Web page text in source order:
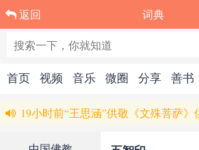
返回 词典
首页 视频 音乐 微圈 分享 善书
19小时前“王思涵”供敬《文殊菩萨》